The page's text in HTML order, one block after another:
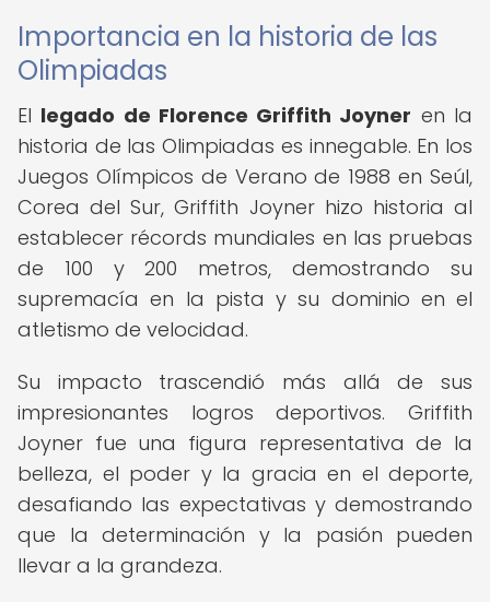
Importancia en la historia de las
Olimpiadas
El legado de Florence Griffith Joyner en la
historia de las Olimpiadas es innegable. En los
Juegos Olímpicos de Verano de 1988 en Seúl,
Corea del Sur, Griffith Joyner hizo historia al
establecer récords mundiales en las pruebas
de 100 y 200 metros, demostrando su
supremacía en la pista y su dominio en el
atletismo de velocidad.
Su impacto trascendió más allá de sus
impresionantes logros deportivos. Griffith
Joyner fue una figura representativa de la
belleza, el poder y la gracia en el deporte,
desafiando las expectativas y demostrando
que la determinación y la pasión pueden
llevar a la grandeza.